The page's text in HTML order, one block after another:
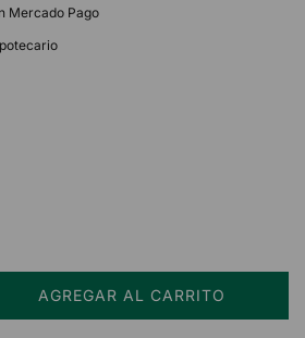
Mercado Pago
AGREGAR AL CARRITO
C